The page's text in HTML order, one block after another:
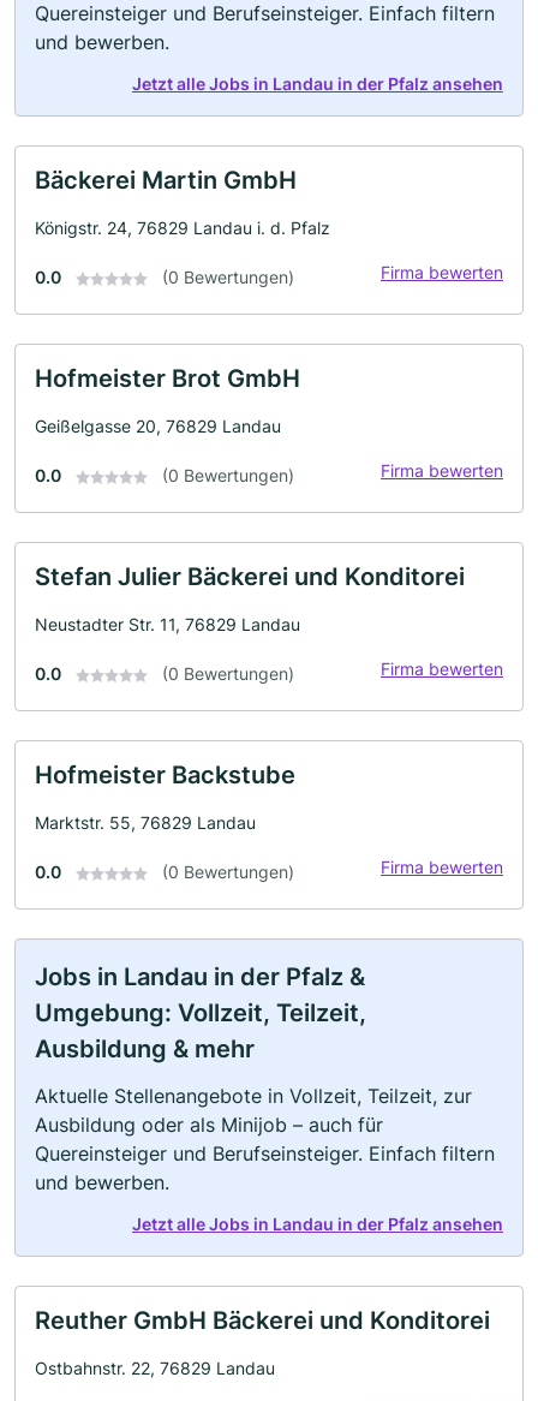
Quereinsteiger und Berufseinsteiger. Einfach filtern
und bewerben.
Jetzt alle Jobs in Landau in der Pfalz ansehen
Bäckerei Martin GmbH
Königstr. 24, 76829 Landau i. d. Pfalz
0.0 (0 Bewertungen) Firma bewerten
Hofmeister Brot GmbH
Geißelgasse 20, 76829 Landau
0.0 (0 Bewertungen) Firma bewerten
Stefan Julier Bäckerei und Konditorei
Neustadter Str. 11, 76829 Landau
0.0 (0 Bewertungen) Firma bewerten
Hofmeister Backstube
Marktstr. 55, 76829 Landau
0.0 (0 Bewertungen) Firma bewerten
Jobs in Landau in der Pfalz &
Umgebung: Vollzeit, Teilzeit,
Ausbildung & mehr
Aktuelle Stellenangebote in Vollzeit, Teilzeit, zur
Ausbildung oder als Minijob – auch für
Quereinsteiger und Berufseinsteiger. Einfach filtern
und bewerben.
Jetzt alle Jobs in Landau in der Pfalz ansehen
Reuther GmbH Bäckerei und Konditorei
Ostbahnstr. 22, 76829 Landau